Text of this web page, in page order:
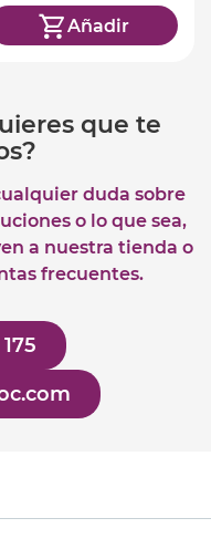
Añadir
que te
duda sobre
o lo que sea,
a nuestra tienda o
frecuentes.